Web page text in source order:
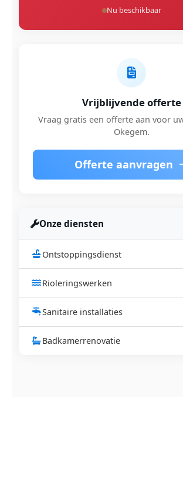
Nu beschikbaar
Vrijblijvende offerte
Vraag gratis een offerte aan voor
Okegem.
Offerte aanvragen
Onze diensten
Ontstoppingsdienst
Rioleringswerken
Sanitaire installaties
Badkamerrenovatie